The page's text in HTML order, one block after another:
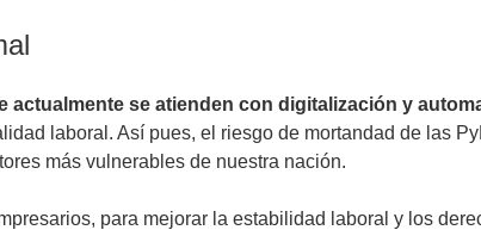
actualmente se atienden con digitalización y
laboral. Así pues, el riesgo de mortandad de las
más vulnerables de nuestra nación.
para mejorar la estabilidad laboral y los